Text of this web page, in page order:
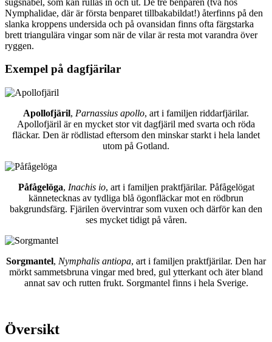
Nymphalidae, där är första benparet tillbakabildat!) återfinns på den
slanka kroppens undersida och på ovansidan finns ofta färgstarka
brett triangulära vingar som när de vilar är resta mot varandra över
ryggen.
Exempel på dagfjärilar
Apollofjäril, Parnassius apollo, art i familjen riddarfjärilar.
Apollofjäril är en mycket stor vit dagfjäril med svarta och röda
fläckar. Den är rödlistad eftersom den minskar starkt i hela landet
utom på Gotland.
Påfågelöga, Inachis io, art i familjen praktfjärilar. Påfågelögat
kännetecknas av tydliga blå ögonfläckar mot en rödbrun
bakgrundsfärg. Fjärilen övervintrar som vuxen och därför kan den
ses mycket tidigt på våren.
Sorgmantel, Nymphalis antiopa, art i familjen praktfjärilar. Den har
mörkt sammetsbruna vingar med bred, gul ytterkant och äter bland
annat sav och rutten frukt. Sorgmantel finns i hela Sverige.
Översikt